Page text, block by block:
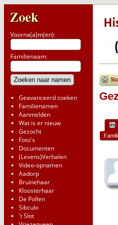
Zoek
Voorna(a)m(en):
Familienaam:
Geavanceerd zoeken
Familienamen
Aanmelden
Wat is er nieuw
Gezocht
Foto's
Documenten
(Levens)Verhalen
Video-opnamen
Aadorp
Bruinehaar
Kloosterhaar
De Pollen
Sibculo
't Slot